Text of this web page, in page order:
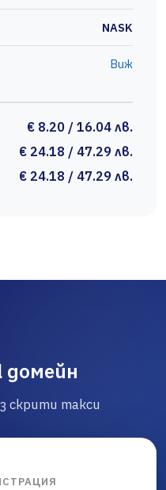
NASK
Виж
€ 8.20 / 16.04 лв.
€ 24.18 / 47.29 лв.
€ 24.18 / 47.29 лв.
домейн
скрити такси